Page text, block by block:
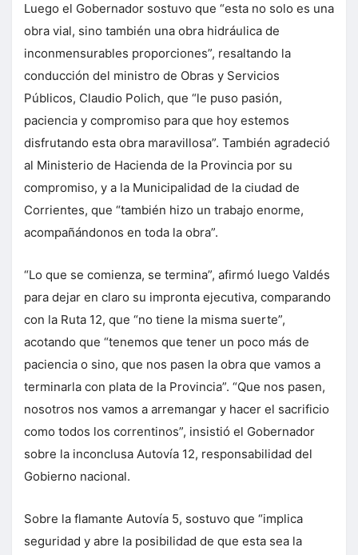
Luego el Gobernador sostuvo que “esta no solo es una
obra vial, sino también una obra hidráulica de
inconmensurables proporciones”, resaltando la
conducción del ministro de Obras y Servicios
Públicos, Claudio Polich, que “le puso pasión,
paciencia y compromiso para que hoy estemos
disfrutando esta obra maravillosa”. También agradeció
al Ministerio de Hacienda de la Provincia por su
compromiso, y a la Municipalidad de la ciudad de
Corrientes, que “también hizo un trabajo enorme,
acompañándonos en toda la obra”.
“Lo que se comienza, se termina”, afirmó luego Valdés
para dejar en claro su impronta ejecutiva, comparando
con la Ruta 12, que “no tiene la misma suerte”,
acotando que “tenemos que tener un poco más de
paciencia o sino, que nos pasen la obra que vamos a
terminarla con plata de la Provincia”. “Que nos pasen,
nosotros nos vamos a arremangar y hacer el sacrificio
como todos los correntinos”, insistió el Gobernador
sobre la inconclusa Autovía 12, responsabilidad del
Gobierno nacional.
Sobre la flamante Autovía 5, sostuvo que “implica
seguridad y abre la posibilidad de que esta sea la